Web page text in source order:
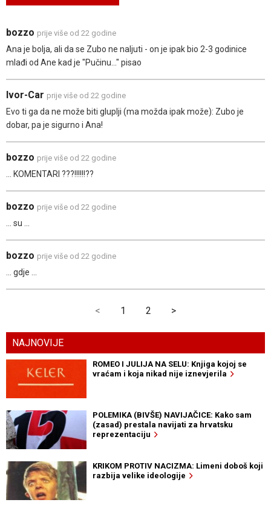
bozzo prije više od 22 godine
Ana je bolja, ali da se Zubo ne naljuti - on je ipak bio 2-3 godinice
mlađi od Ane kad je "Pučinu..." pisao
Ivor-Car prije više od 22 godine
Evo ti ga da ne može biti gluplji (ma možda ipak može): Zubo je
dobar, pa je sigurno i Ana!
bozzo prije više od 22 godine
... KOMENTARI ???!!!!!!??
bozzo prije više od 22 godine
... su ...
bozzo prije više od 22 godine
... gdje ...
< 1 2 >
NAJNOVIJE
ROMEO I JULIJA NA SELU: Knjiga kojoj se
vraćam i koja nikad nije iznevjerila
POLEMIKA (BIVŠE) NAVIJAČICE: Kako sam
(zasad) prestala navijati za hrvatsku
reprezentaciju
KRIKOM PROTIV NACIZMA: Limeni doboš koji
razbija velike ideologije